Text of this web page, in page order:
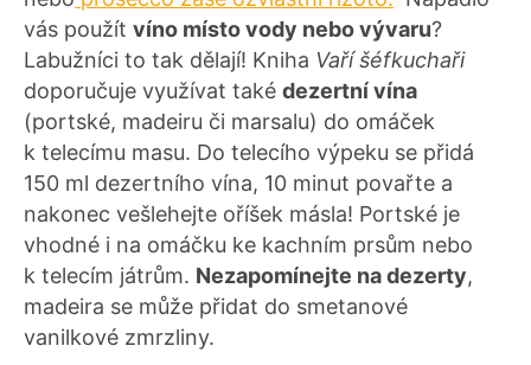
vás použít víno místo vody nebo vývaru?
Labužníci to tak dělají! Kniha Vaří šéfkuchaři
doporučuje využívat také dezertní vína
(portské, madeiru či marsalu) do omáček
k telecímu masu. Do telecího výpeku se přidá
150 ml dezertního vína, 10 minut povařte a
nakonec vešlehejte oříšek másla! Portské je
vhodné i na omáčku ke kachním prsům nebo
k telecím játrům. Nezapomínejte na dezerty,
madeira se může přidat do smetanové
vanilkové zmrzliny.